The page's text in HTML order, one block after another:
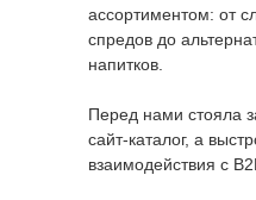
ассортиментом: от
спредов до
напитков.
Перед нами стояла
сайт-каталог, а
взаимодействия с